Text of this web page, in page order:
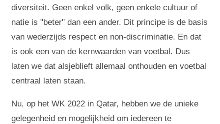
diversiteit. Geen enkel volk, geen enkele cultuur of
natie is "beter" dan een ander. Dit principe is de basis
van wederzijds respect en non-discriminatie. En dat
is ook een van de kernwaarden van voetbal. Dus
laten we dat alsjeblieft allemaal onthouden en voetbal
centraal laten staan.
Nu, op het WK 2022 in Qatar, hebben we de unieke
gelegenheid en mogelijkheid om iedereen te